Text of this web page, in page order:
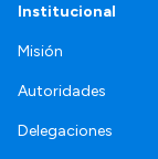
Institucional
Misión
Autoridades
Delegaciones